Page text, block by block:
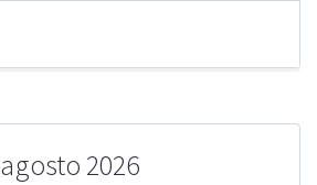
agosto 2026